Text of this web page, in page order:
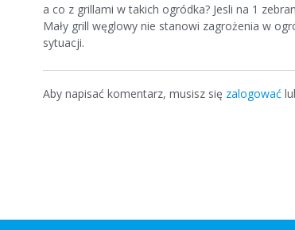
a co z grillami w takich ogródka? Jesli na 1
Mały grill węglowy nie stanowi zagrożenia w
sytuacji.
Aby napisać komentarz, musisz się zalogować